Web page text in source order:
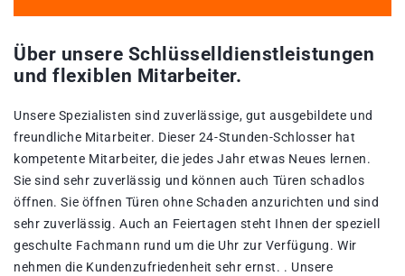
Über unsere Schlüsselldienstleistungen
und flexiblen Mitarbeiter.
Unsere Spezialisten sind zuverlässige, gut ausgebildete und
freundliche Mitarbeiter. Dieser 24-Stunden-Schlosser hat
kompetente Mitarbeiter, die jedes Jahr etwas Neues lernen.
Sie sind sehr zuverlässig und können auch Türen schadlos
öffnen. Sie öffnen Türen ohne Schaden anzurichten und sind
sehr zuverlässig. Auch an Feiertagen steht Ihnen der speziell
geschulte Fachmann rund um die Uhr zur Verfügung. Wir
nehmen die Kundenzufriedenheit sehr ernst. . Unsere